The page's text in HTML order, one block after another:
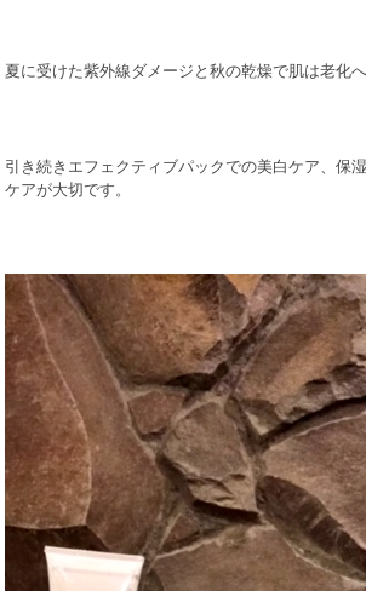
夏に受けた紫外線ダメージと秋の乾燥で肌は老化
引き続きエフェクティブパックでの美白ケア、保
ケアが大切です。